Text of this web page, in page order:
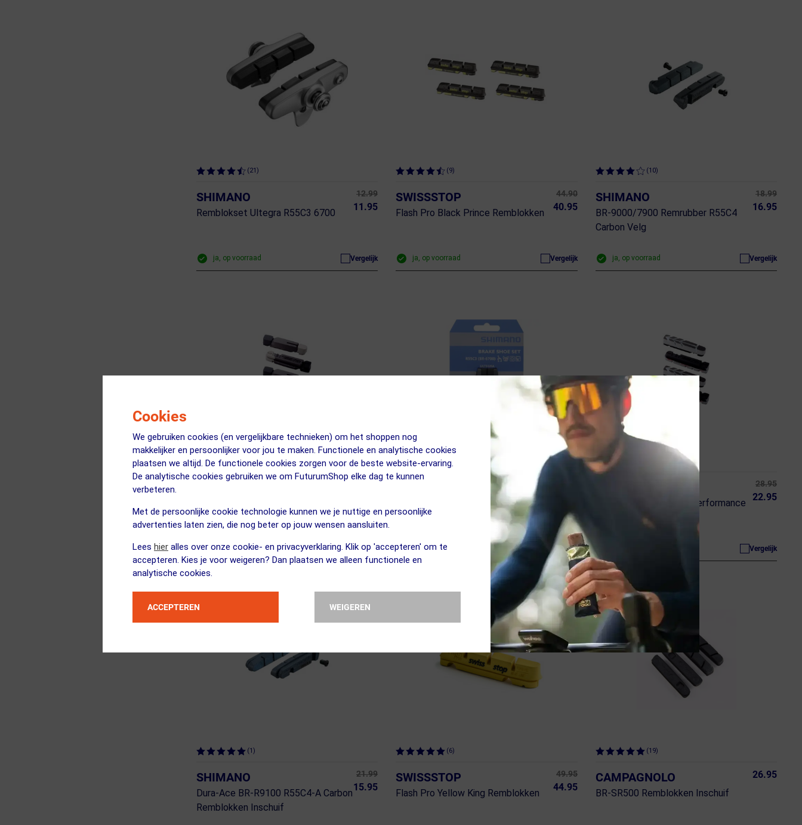
Cookies
We gebruiken cookies (en vergelijkbare technieken) om het shoppen nog
makkelijker en persoonlijker voor jou te maken. Functionele en analytische cookies
plaatsen we altijd. De functionele cookies zorgen voor de beste website-ervaring.
De analytische cookies gebruiken we om FuturumShop elke dag te kunnen
verbeteren.
Met de persoonlijke cookie technologie kunnen we je nuttige en persoonlijke
advertenties laten zien, die nog beter op jouw wensen aansluiten.
Lees hier alles over onze cookie- en privacyverklaring. Klik op 'accepteren' om te
accepteren. Kies je voor weigeren? Dan plaatsen we alleen functionele en
analytische cookies.
ACCEPTEREN WEIGEREN
(21)
SHIMANO
Remblokset Ultegra R55C3 6700
12.99
11.95
ja, op voorraad Vergelijk
(9)
SWISSSTOP
Flash Pro Black Prince Remblokken
44.90
40.95
ja, op voorraad Vergelijk
(10)
SHIMANO
BR-9000/7900 Remrubber R55C4
Carbon Velg
18.99
16.95
ja, op voorraad Vergelijk
(1)
Triple Color
ja, op voorraad Vergelijk
(1)
Ultegra BR-6700-G R55C3
Remblokset
ja, op voorraad Vergelijk
CarbStop Carbon High Performance
BBS-29 Remblokjes
28.95
22.95
Vergelijk
(1)
SHIMANO
Dura-Ace BR-R9100 R55C4-A Carbon
Remblokken Inschuif
21.99
15.95
(6)
SWISSSTOP
Flash Pro Yellow King Remblokken
49.95
44.95
(19)
CAMPAGNOLO
BR-SR500 Remblokken Inschuif
26.95